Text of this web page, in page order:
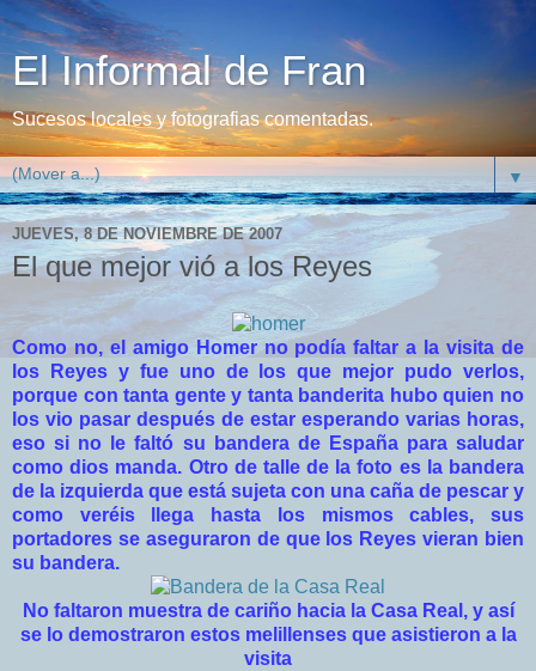
El Informal de Fran
Sucesos locales y fotografias comentadas.
▼
JUEVES, 8 DE NOVIEMBRE DE 2007
El que mejor vió a los Reyes
Como no, el amigo Homer no podía faltar a la visita de
los Reyes y fue uno de los que mejor pudo verlos,
porque con tanta gente y tanta banderita hubo quien no
los vio pasar después de estar esperando varias horas,
eso si no le faltó su bandera de España para saludar
como dios manda. Otro de talle de la foto es la bandera
de la izquierda que está sujeta con una caña de pescar y
como veréis llega hasta los mismos cables, sus
portadores se aseguraron de que los Reyes vieran bien
su bandera.
No faltaron muestra de cariño hacia la Casa Real, y así
se lo demostraron estos melillenses que asistieron a la
visita